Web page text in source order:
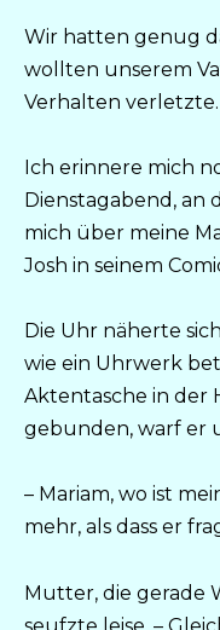
Wir hatten genug
wollten unserem
Verhalten verletzte.
Ich erinnere mich
Dienstagabend, an
mich über meine
Josh in seinem
Die Uhr näherte
wie ein Uhrwerk
Aktentasche in der
gebunden, warf er
– Mariam, wo ist
mehr, als dass er
Mutter, die gerade
seufzte leise. –